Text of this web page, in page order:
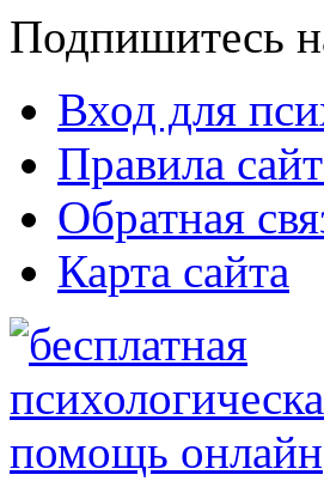
Подпишитесь
Вход для
Правила
Обратная
Карта сайта